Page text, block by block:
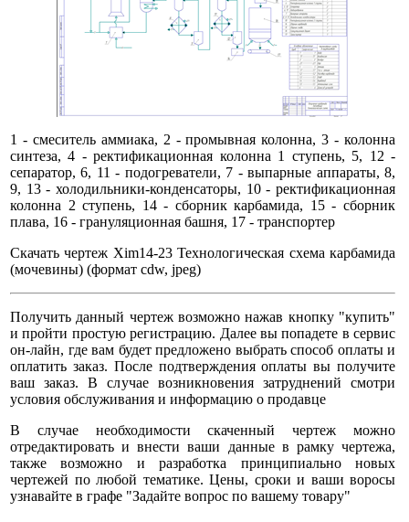
1 - смеситель аммиака, 2 - промывная колонна, 3 - колонна
синтеза, 4 - ректификационная колонна 1 ступень, 5, 12 -
сепаратор, 6, 11 - подогреватели, 7 - выпарные аппараты, 8,
9, 13 - холодильники-конденсаторы, 10 - ректификационная
колонна 2 ступень, 14 - сборник карбамида, 15 - сборник
плава, 16 - грануляционная башня, 17 - транспортер
Скачать чертеж Xim14-23 Технологическая схема карбамида
(мочевины) (формат cdw, jpeg)
Получить данный чертеж возможно нажав кнопку "купить"
и пройти простую регистрацию. Далее вы попадете в сервис
он-лайн, где вам будет предложено выбрать способ оплаты и
оплатить заказ. После подтверждения оплаты вы получите
ваш заказ. В случае возникновения затруднений смотри
условия обслуживания и информацию о продавце
В случае необходимости скаченный чертеж можно
отредактировать и внести ваши данные в рамку чертежа,
также возможно и разработка принципиально новых
чертежей по любой тематике. Цены, сроки и ваши воросы
узнавайте в графе "Задайте вопрос по вашему товару"